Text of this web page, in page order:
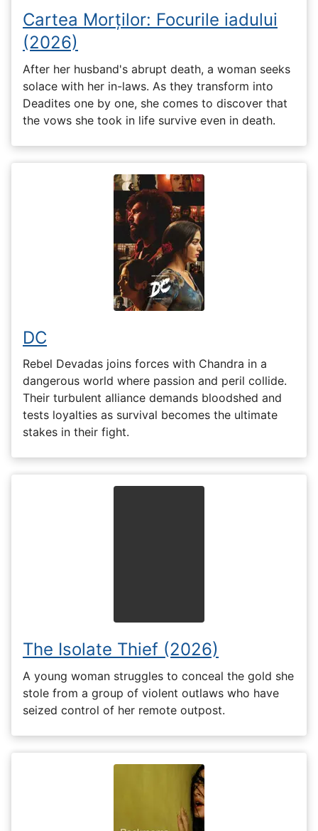
Cartea Morților: Focurile iadului
(2026)
After her husband's abrupt death, a woman seeks
solace with her in-laws. As they transform into
Deadites one by one, she comes to discover that
the vows she took in life survive even in death.
DC
Rebel Devadas joins forces with Chandra in a
dangerous world where passion and peril collide.
Their turbulent alliance demands bloodshed and
tests loyalties as survival becomes the ultimate
stakes in their fight.
The Isolate Thief (2026)
A young woman struggles to conceal the gold she
stole from a group of violent outlaws who have
seized control of her remote outpost.